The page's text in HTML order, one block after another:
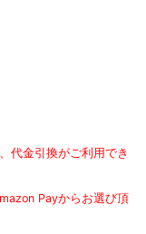
代金引換がご利用でき
Payからお選び頂